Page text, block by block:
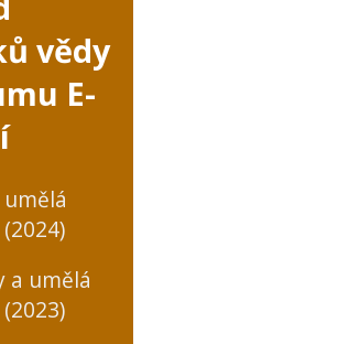
vědy
E-
umělá
a umělá